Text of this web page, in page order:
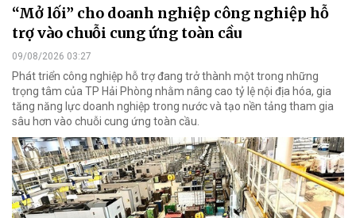
“Mở lối” cho doanh nghiệp công nghiệp hỗ
trợ vào chuỗi cung ứng toàn cầu
09/08/2026 03:27
Phát triển công nghiệp hỗ trợ đang trở thành một trong những
trọng tâm của TP Hải Phòng nhằm nâng cao tỷ lệ nội địa hóa, gia
tăng năng lực doanh nghiệp trong nước và tạo nền tảng tham gia
sâu hơn vào chuỗi cung ứng toàn cầu.